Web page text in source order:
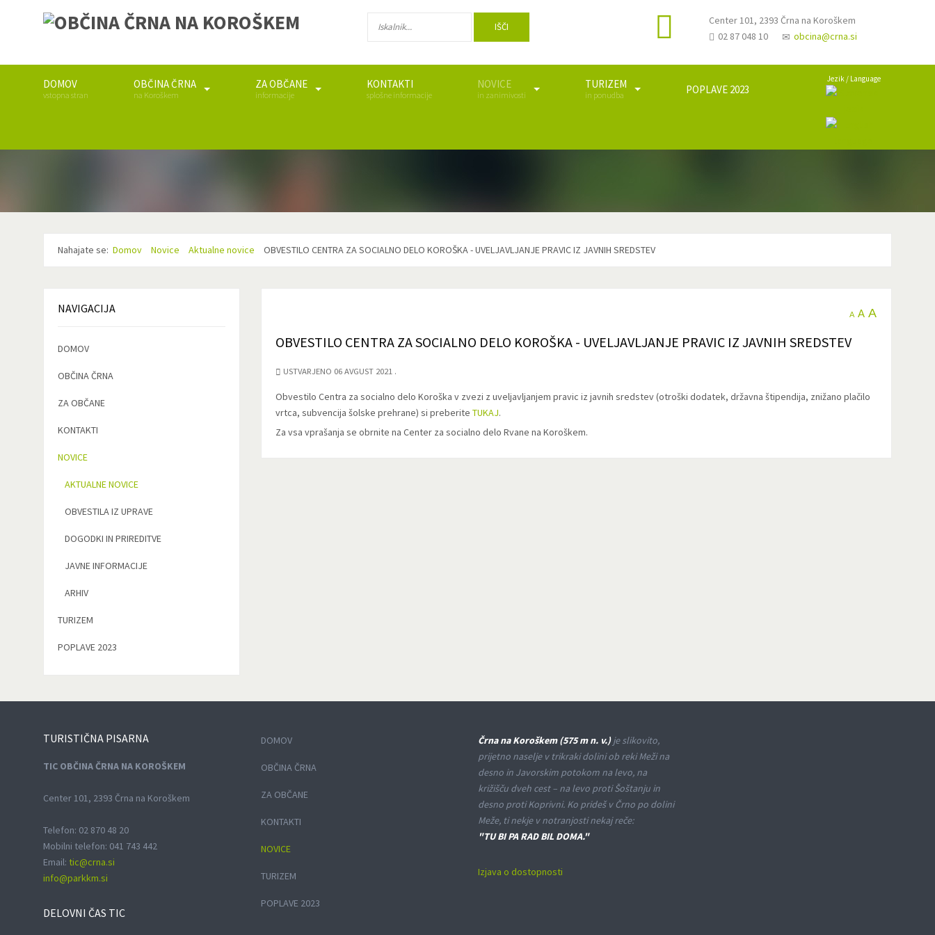
IŠČI
Center 101, 2393 Črna na Koroškem
02 87 048 10
obcina@crna.si
DOMOV
vstopna stran
OBČINA ČRNA
na Koroškem
ZA OBČANE
informacije
KONTAKTI
splošne informacije
NOVICE
in zanimivosti
TURIZEM
in ponudba POPLAVE 2023
Jezik / Language
Nahajate se: Domov Novice Aktualne novice OBVESTILO CENTRA ZA SOCIALNO DELO KOROŠKA - UVELJAVLJANJE PRAVIC IZ JAVNIH SREDSTEV
A A A
OBVESTILO CENTRA ZA SOCIALNO DELO KOROŠKA - UVELJAVLJANJE PRAVIC IZ JAVNIH SREDSTEV
USTVARJENO 06 AVGUST 2021
Obvestilo Centra za socialno delo Koroška v zvezi z uveljavljanjem pravic iz javnih sredstev (otroški dodatek, državna štipendija, znižano plačilo
vrtca, subvencija šolske prehrane) si preberite TUKAJ.
Za vsa vprašanja se obrnite na Center za socialno delo Rvane na Koroškem.
NAVIGACIJA
DOMOV
OBČINA ČRNA
ZA OBČANE
KONTAKTI
NOVICE
AKTUALNE NOVICE
OBVESTILA IZ UPRAVE
DOGODKI IN PRIREDITVE
JAVNE INFORMACIJE
ARHIV
TURIZEM
POPLAVE 2023
TURISTIČNA PISARNA
TIC OBČINA ČRNA NA KOROŠKEM
Center 101, 2393 Črna na Koroškem
Telefon: 02 870 48 20
Mobilni telefon: 041 743 442
Email: tic@crna.si
info@parkkm.si
DELOVNI ČAS TIC
DOMOV
OBČINA ČRNA
ZA OBČANE
KONTAKTI
NOVICE
TURIZEM
POPLAVE 2023
Črna na Koroškem (575 m n. v.)je slikovito,
prijetno naselje v trikraki dolini ob reki Meži na
desno in Javorskim potokom na levo, na
križišču dveh cest – na levo proti Šoštanju in
desno proti Koprivni. Ko prideš v Črno po dolini
Meže, ti nekje v notranjosti nekaj reče:
"TU BI PA RAD BIL DOMA."
Izjava o dostopnosti